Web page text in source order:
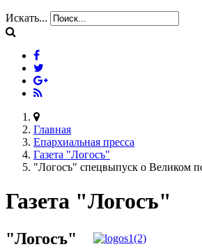
Искать...
Главная
Епархиальная пресса
Газета "Логосъ"
"Логосъ" спецвыпуск о Великом
Газета "Логосъ"
"Логосъ"